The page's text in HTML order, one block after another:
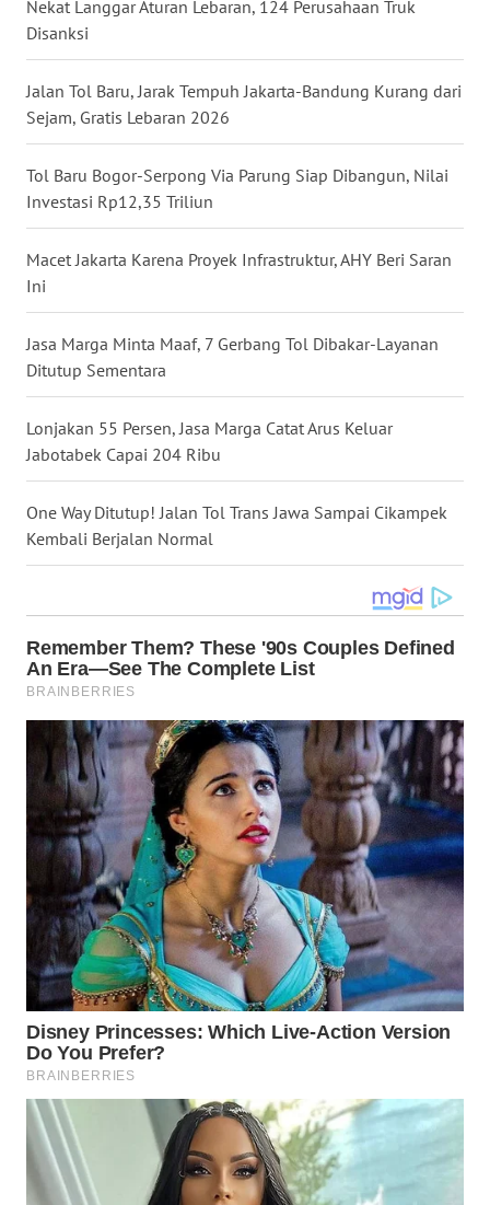
Nekat Langgar Aturan Lebaran, 124 Perusahaan Truk
Disanksi
Jalan Tol Baru, Jarak Tempuh Jakarta-Bandung Kurang dari
Sejam, Gratis Lebaran 2026
Tol Baru Bogor-Serpong Via Parung Siap Dibangun, Nilai
Investasi Rp12,35 Triliun
Macet Jakarta Karena Proyek Infrastruktur, AHY Beri Saran
Ini
Jasa Marga Minta Maaf, 7 Gerbang Tol Dibakar-Layanan
Ditutup Sementara
Lonjakan 55 Persen, Jasa Marga Catat Arus Keluar
Jabotabek Capai 204 Ribu
One Way Ditutup! Jalan Tol Trans Jawa Sampai Cikampek
Kembali Berjalan Normal
WN
JOGJA
JATIM
WN
BALI
WN
KALBAR
WN
KALTENG
WN
KALTARA
KALSEL
WN
KALTIM
WN
SULSEL
WN
GORONTALO
WN
SULUT
WN
MALUKU
WN
MALUT
WN
DAIRI